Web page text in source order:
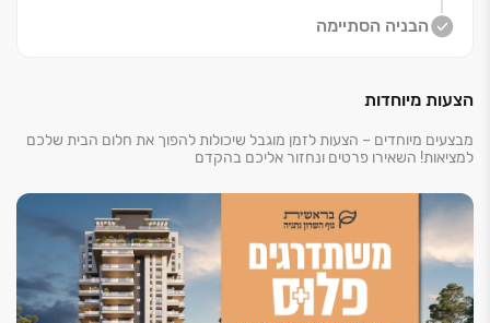
הבניה הסתיימה
הצעות מיוחדות
מבצעים מיוחדים – הצעות לזמן מוגבל שיכולות להפוך את חלום הבית שלכם
למציאות! השאירו פרטים ונחזור אליכם בהקדם